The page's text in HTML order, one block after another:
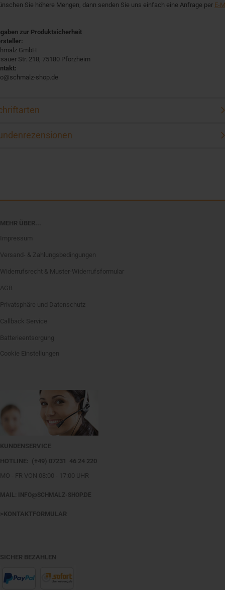
Sie höhere Mengen, dann senden Sie uns einfach eine Anfrage per E-
zur Produktsicherheit
GmbH
Str. 218, 75180 Pforzheim
shop.de
MEHR ÜBER...
Impressum
Versand- & Zahlungsbedingungen
Widerrufsrecht & Muster-Widerrufsformular
AGB
Privatsphäre und Datenschutz
Callback Service
Batterieentsorgung
Cookie Einstellungen
KUNDENSERVICE
HOTLINE: (+49) 07231 46 24 220
MO - FR VON 08:00 - 17:00 UHR
MAIL: INFO@SCHMALZ-SHOP.DE
>KONTAKTFORMULAR
SICHER BEZAHLEN